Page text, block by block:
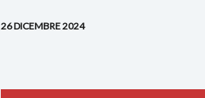
26 DICEMBRE 2024